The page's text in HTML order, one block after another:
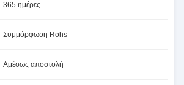
365 ημέρες
Συμμόρφωση Rohs
Αμέσως αποστολή